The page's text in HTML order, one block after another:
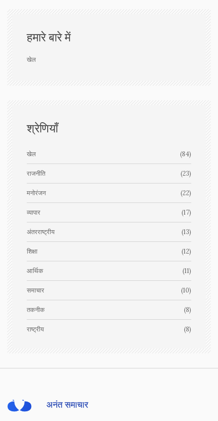
हमारे बारे में
खेल
श्रेणियाँ
खेल (84)
राजनीति (23)
मनोरंजन (22)
व्यापार (17)
अंतरराष्ट्रीय (13)
शिक्षा (12)
आर्थिक (11)
समाचार (10)
तकनीक (8)
राष्ट्रीय (8)